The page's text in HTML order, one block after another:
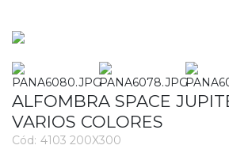
ALFOMBRA SPACE
VARIOS COLORES
Cód: 4103 200X300